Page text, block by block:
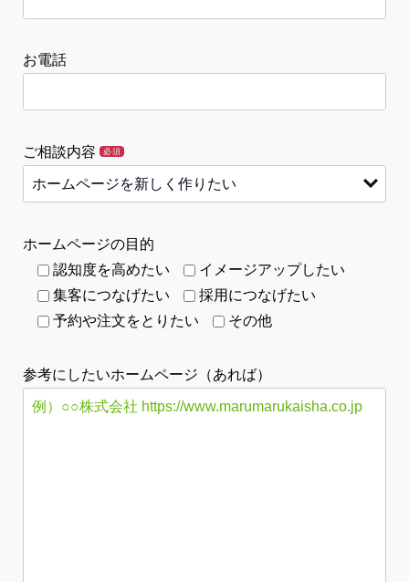
お電話
ご相談内容 必須
ホームページの目的
認知度を高めたい
イメージアップしたい
集客につなげたい
採用につなげたい
予約や注文をとりたい
その他
参考にしたいホームページ（あれば）